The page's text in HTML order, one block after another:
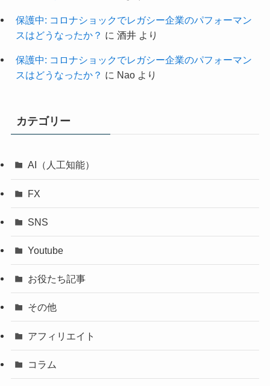
保護中: コロナショックでレガシー企業のパフォーマン
スはどうなったか？ に 酒井より
保護中: コロナショックでレガシー企業のパフォーマン
スはどうなったか？ に Naoより
カテゴリー
AI（人工知能）
FX
SNS
Youtube
お役たち記事
その他
アフィリエイト
コラム